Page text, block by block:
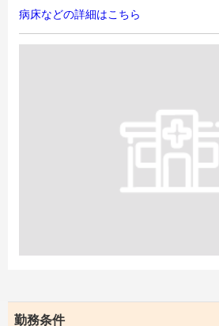
病床などの詳細はこちら
勤務条件